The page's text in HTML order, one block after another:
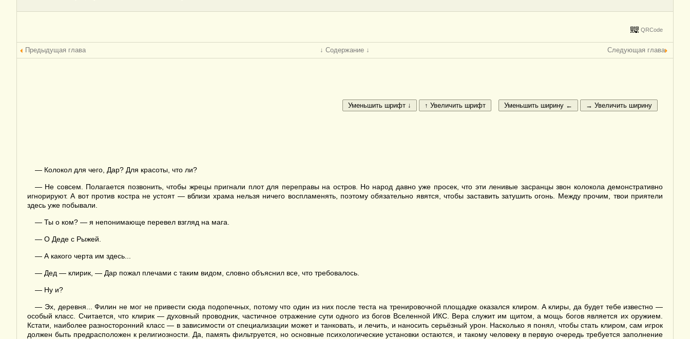
QRCode
Предыдущая глава ↓ Содержание ↓ Следующая глава
— Колокол для чего, Дар? Для красоты, что ли?
— Не совсем. Полагается позвонить, чтобы жрецы пригнали плот для переправы на остров. Но народ давно уже просек, что эти ленивые засранцы звон колокола демонстративно
игнорируют. А вот против костра не устоят — вблизи храма нельзя ничего воспламенять, поэтому обязательно явятся, чтобы заставить затушить огонь. Между прочим, твои приятели
здесь уже побывали.
— Ты о ком? — я непонимающе перевел взгляд на мага.
— О Деде с Рыжей.
— А какого черта им здесь...
— Дед — клирик, — Дар пожал плечами с таким видом, словно объяснил все, что требовалось.
— Ну и?
— Эх, деревня... Филин не мог не привести сюда подопечных, потому что один из них после теста на тренировочной площадке оказался клиром. А клиры, да будет тебе известно —
особый класс. Считается, что клирик — духовный проводник, частичное отражение сути одного из богов Вселенной ИКС. Вера служит им щитом, а мощь богов является их оружием.
Кстати, наиболее разносторонний класс — в зависимости от специализации может и танковать, и лечить, и наносить серьёзный урон. Насколько я понял, чтобы стать клиром, сам игрок
должен быть предрасположен к религиозности. Да, память фильтруется, но основные психологические установки остаются, и такому человеку в первую очередь требуется заполнение